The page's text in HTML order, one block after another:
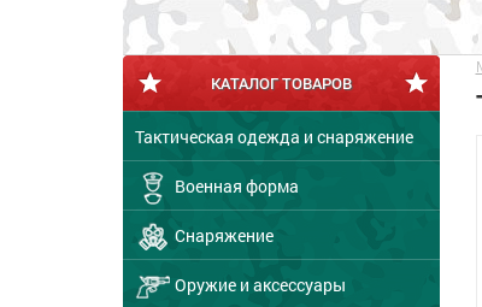
КАТАЛОГ ТОВАРОВ
Тактическая одежда и снаряжение
Военная форма
Снаряжение
Оружие и аксессуары